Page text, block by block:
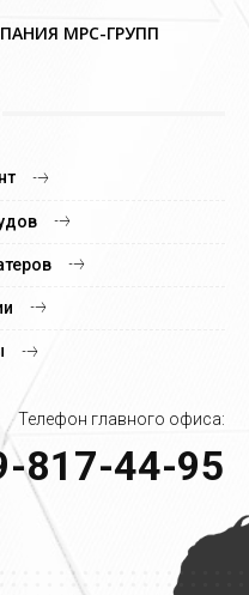
МРС-ГРУПП
Телефон главного офиса:
817-44-95